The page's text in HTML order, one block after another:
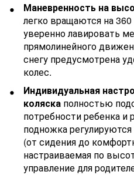
Маневренность на
легко вращаются на
уверенно лавировать
прямолинейного
снегу предусмотрена
колес.
Индивидуальная
коляска полностью
потребности ребенка и
подножка
(от сидения до
настраиваемая по
управление для